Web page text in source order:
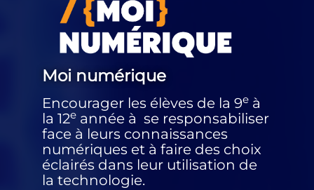
Moi numérique
Encourager les élèves de la 9e à
la 12e année à se responsabiliser
face à leurs connaissances
numériques et à faire des choix
éclairés dans leur utilisation de
la technologie.